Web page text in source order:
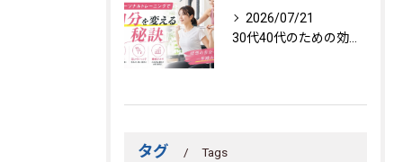
2026/07/21
30代40代のための効果的トレーニング法
タグ Tags